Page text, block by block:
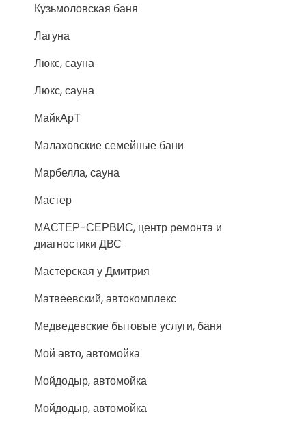
Кузьмоловская баня
Лагуна
Люкс, сауна
Люкс, сауна
МайкАрТ
Малаховские семейные бани
Марбелла, сауна
Мастер
МАСТЕР-СЕРВИС, центр ремонта и
диагностики ДВС
Мастерская у Дмитрия
Матвеевский, автокомплекс
Медведевские бытовые услуги, баня
Мой авто, автомойка
Мойдодыр, автомойка
Мойдодыр, автомойка